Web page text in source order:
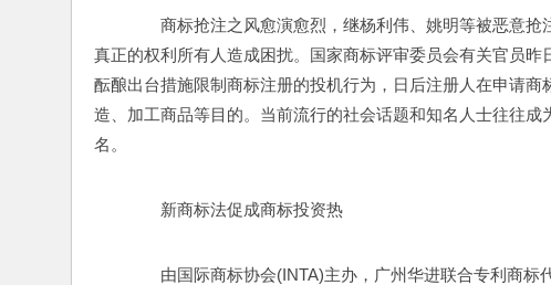
商标抢注之风愈演愈烈，继杨利伟、姚明等被恶意抢
真正的权利所有人造成困扰。国家商标评审委员会有关官员
酝酿出台措施限制商标注册的投机行为，日后注册人在申请
造、加工商品等目的。当前流行的社会话题和知名人士往往成
名。
新商标法促成商标投资热
由国际商标协会(INTA)主办，广州华进联合专利商标